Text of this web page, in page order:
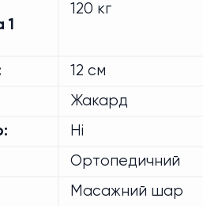
1
120 кг
12 см
Жакард
Ні
Ортопедичний
Масажний шар